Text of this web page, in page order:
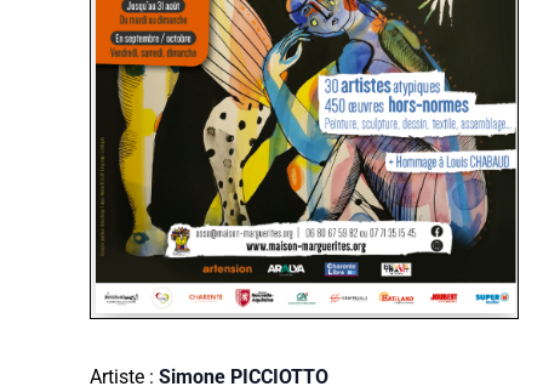
Artiste : Simone PICCIOTTO